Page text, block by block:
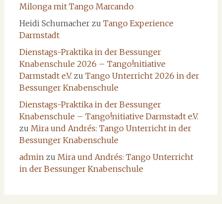
Milonga mit Tango Marcando
Heidi Schumacherzu Tango Experience
Darmstadt
Dienstags-Praktika in der Bessunger
Knabenschule 2026 – Tango!nitiative
Darmstadt e.V.zu Tango Unterricht 2026 in der
Bessunger Knabenschule
Dienstags-Praktika in der Bessunger
Knabenschule – Tango!nitiative Darmstadt e.V.
zu Mira und Andrés: Tango Unterricht in der
Bessunger Knabenschule
admin zu Mira und Andrés: Tango Unterricht
in der Bessunger Knabenschule